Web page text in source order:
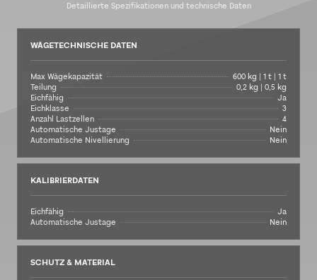
Detaillierte Spezifikationen und technische Daten
WÄGETECHNISCHE DATEN
Max Wägekapazität
600 kg | 1 t | 1 t
Teilung
0,2 kg | 0,5 kg
Eichfähig
Ja
Eichklasse
3
Anzahl Lastzellen
4
Automatische Justage
Nein
Automatische Nivellierung
Nein
KALIBRIERDATEN
Eichfähig
Ja
Automatische Justage
Nein
SCHUTZ & MATERIAL